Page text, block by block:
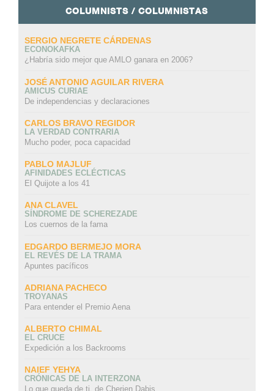
COLUMNISTS / COLUMNISTAS
SERGIO NEGRETE CÁRDENAS
ECONOKAFKA
¿Habría sido mejor que AMLO ganara en 2006?
JOSÉ ANTONIO AGUILAR RIVERA
AMICUS CURIAE
De independencias y declaraciones
CARLOS BRAVO REGIDOR
LA VERDAD CONTRARIA
Mucho poder, poca capacidad
PABLO MAJLUF
AFINIDADES ECLÉCTICAS
El Quijote a los 41
ANA CLAVEL
SÍNDROME DE SCHEREZADE
Los cuernos de la fama
EDGARDO BERMEJO MORA
EL REVÉS DE LA TRAMA
Apuntes pacíficos
ADRIANA PACHECO
TROYANAS
Para entender el Premio Aena
ALBERTO CHIMAL
EL CRUCE
Expedición a los Backrooms
NAIEF YEHYA
CRÓNICAS DE LA INTERZONA
Lo que queda de ti, de Cherien Dabis